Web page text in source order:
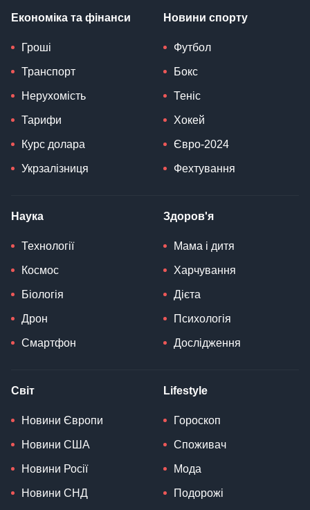
Економіка та фінанси
Гроші
Транспорт
Нерухомість
Тарифи
Курс долара
Укрзалізниця
Новини спорту
Футбол
Бокс
Теніс
Хокей
Євро-2024
Фехтування
Наука
Технології
Космос
Біологія
Дрон
Смартфон
Здоров'я
Мама і дитя
Харчування
Дієта
Психологія
Дослідження
Світ
Новини Європи
Новини США
Новини Росії
Новини СНД
Lifestyle
Гороскоп
Споживач
Мода
Подорожі